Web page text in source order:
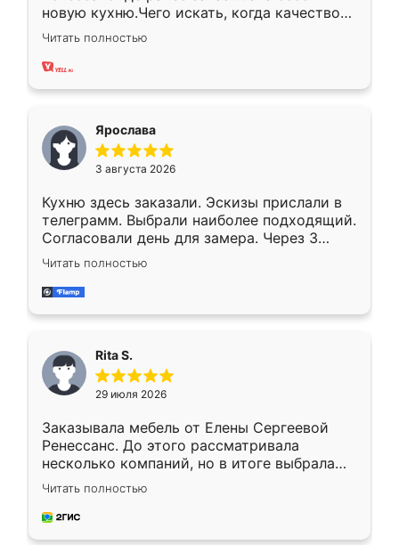
новую кухню.Чего искать, когда качеством
вполне довольна. Служит кухня уже почти
два года, нареканий нет.
Читать полностью
Ярослава
3 августа 2026
Кухню здесь заказали. Эскизы прислали в
телеграмм. Выбрали наиболее подходящий.
Согласовали день для замера. Через 3
недели кухня была уже готова. Остались
довольны работой. Спасибо Ренессанс
мебель за качественную работу!
Читать полностью
Rita S.
29 июля 2026
Заказывала мебель от Елены Сергеевой
Ренессанс. До этого рассматривала
несколько компаний, но в итоге выбрала
эту. Сначала обговорили условия, потом
приехал замерщик, всё спокойно объяснил
и снял размеры. Изготовили в срок, с
Читать полностью